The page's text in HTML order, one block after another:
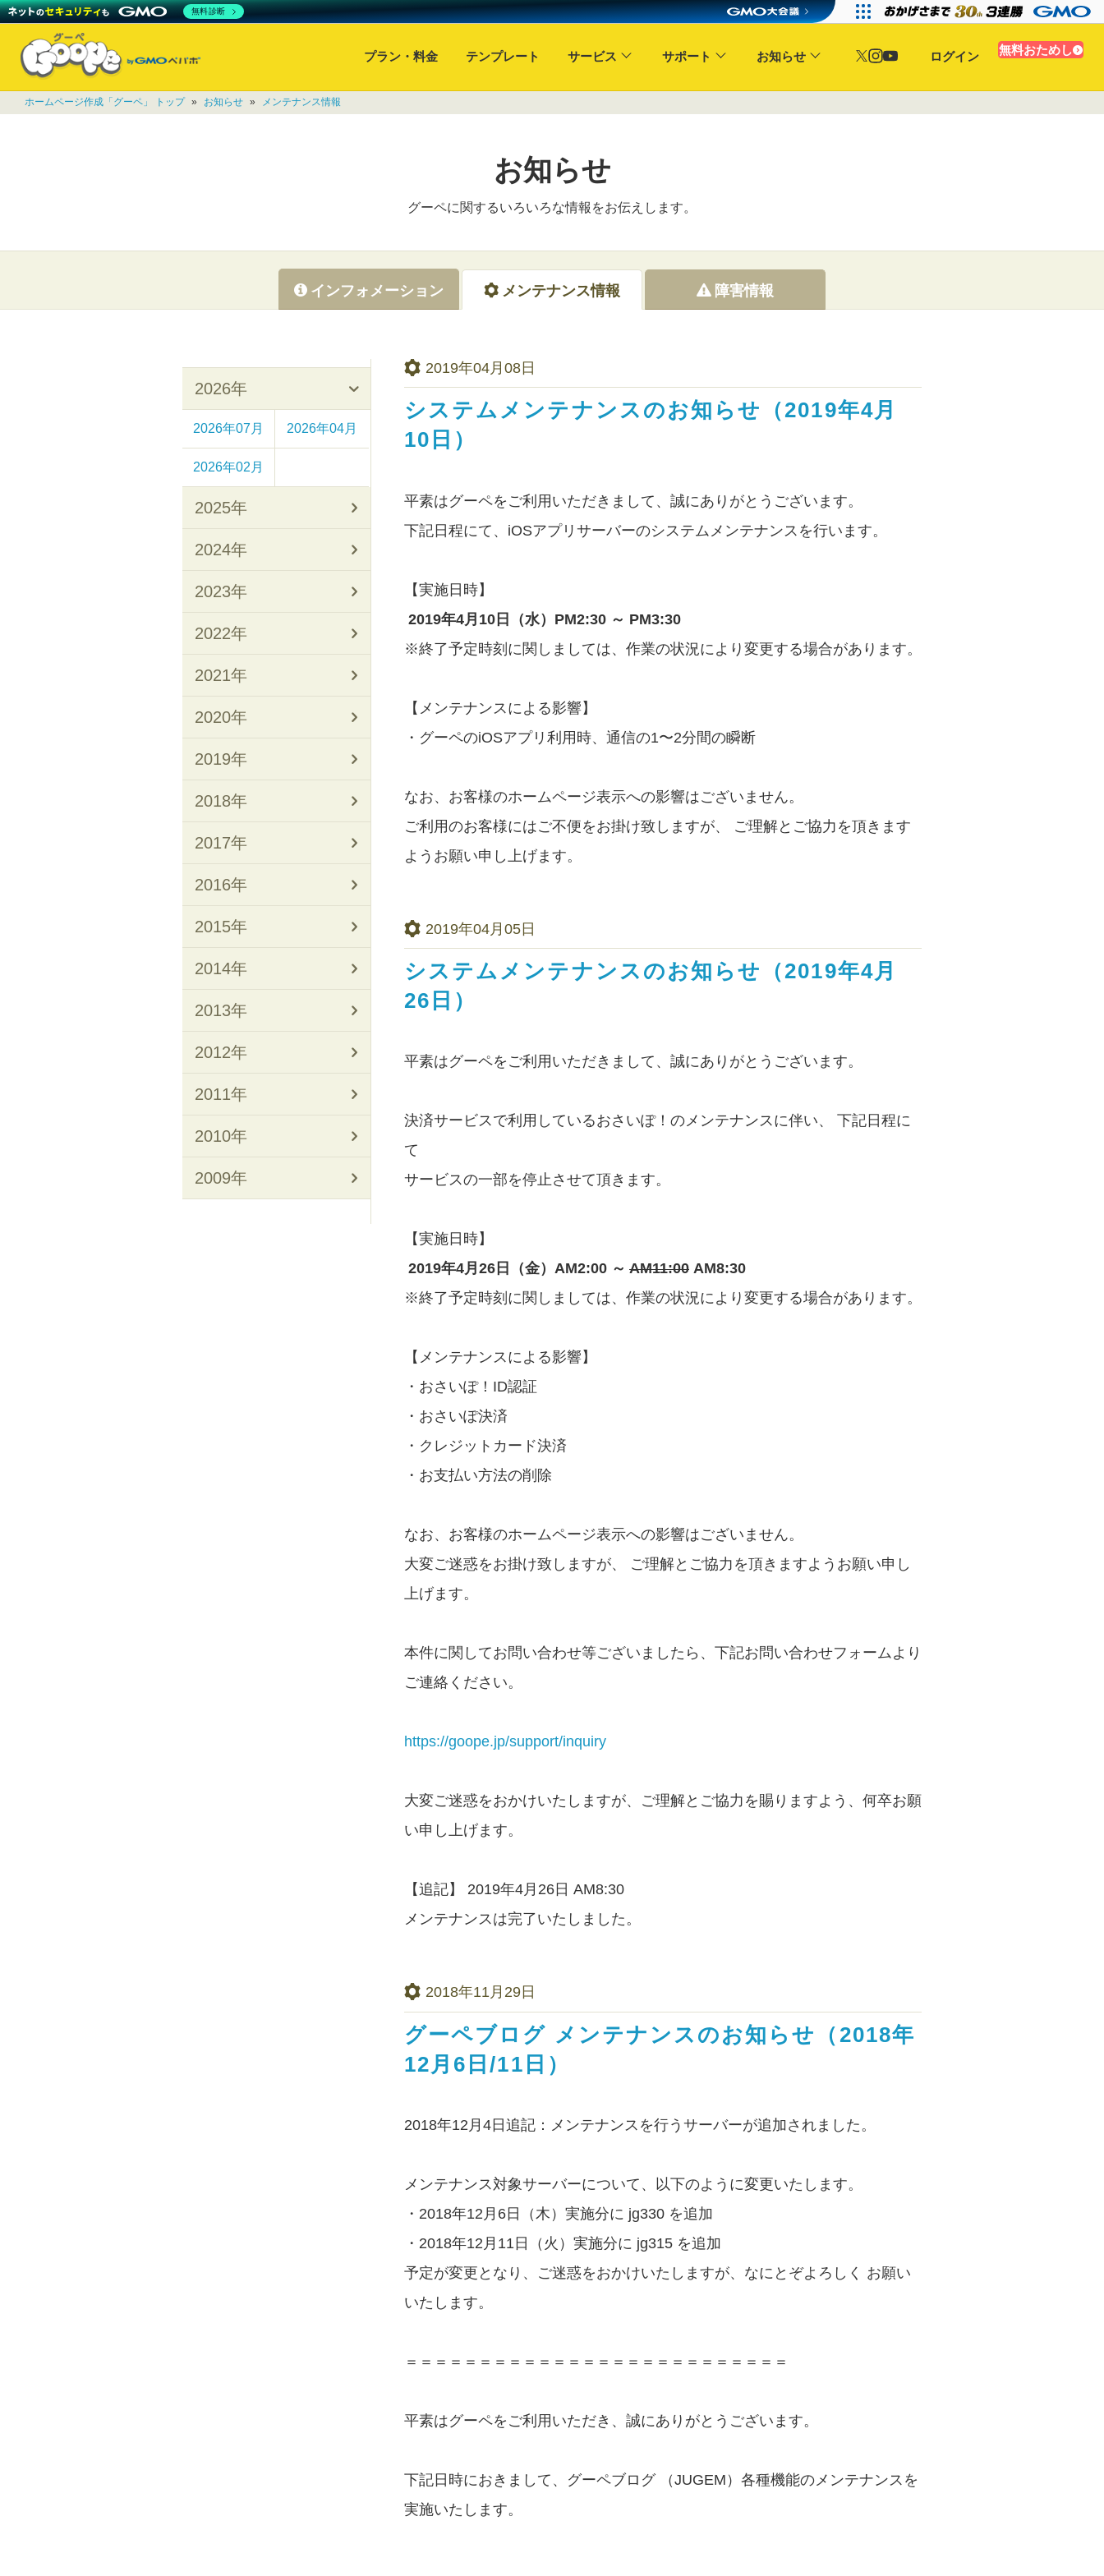
プラン・料金 テンプレート サービス サポート お知らせ ログイン 無料おためし
ホームページ作成「グーペ」 トップ » お知らせ » メンテナンス情報
お知らせ
グーペに関するいろいろな情報をお伝えします。
インフォメーション メンテナンス情報 障害情報
2019年04月08日
システムメンテナンスのお知らせ（2019年4月
10日）
平素はグーペをご利用いただきまして、誠にありがとうございます。
下記日程にて、iOSアプリサーバーのシステムメンテナンスを行います。
【実施日時】
2019年4月10日（水）PM2:30 ～ PM3:30
※終了予定時刻に関しましては、作業の状況により変更する場合があります。
【メンテナンスによる影響】
・グーペのiOSアプリ利用時、通信の1〜2分間の瞬断
なお、お客様のホームページ表示への影響はございません。
ご利用のお客様にはご不便をお掛け致しますが、 ご理解とご協力を頂きます
ようお願い申し上げます。
2019年04月05日
システムメンテナンスのお知らせ（2019年4月
26日）
平素はグーペをご利用いただきまして、誠にありがとうございます。
決済サービスで利用しているおさいぽ！のメンテナンスに伴い、 下記日程に
て
サービスの一部を停止させて頂きます。
【実施日時】
2019年4月26日（金）AM2:00 ～ AM11:00 AM8:30
※終了予定時刻に関しましては、作業の状況により変更する場合があります。
【メンテナンスによる影響】
・おさいぽ！ID認証
・おさいぽ決済
・クレジットカード決済
・お支払い方法の削除
なお、お客様のホームページ表示への影響はございません。
大変ご迷惑をお掛け致しますが、 ご理解とご協力を頂きますようお願い申し
上げます。
本件に関してお問い合わせ等ございましたら、下記お問い合わせフォームより
ご連絡ください。
https://goope.jp/support/inquiry
大変ご迷惑をおかけいたしますが、ご理解とご協力を賜りますよう、何卒お願
い申し上げます。
【追記】 2019年4月26日 AM8:30
メンテナンスは完了いたしました。
2018年11月29日
グーペブログ メンテナンスのお知らせ（2018年
12月6日/11日）
2018年12月4日追記：メンテナンスを行うサーバーが追加されました。
メンテナンス対象サーバーについて、以下のように変更いたします。
・2018年12月6日（木）実施分に jg330 を追加
・2018年12月11日（火）実施分に jg315 を追加
予定が変更となり、ご迷惑をおかけいたしますが、なにとぞよろしく お願い
いたします。
＝＝＝＝＝＝＝＝＝＝＝＝＝＝＝＝＝＝＝＝＝＝＝＝＝＝
平素はグーペをご利用いただき、誠にありがとうございます。
下記日時におきまして、グーペブログ （JUGEM）各種機能のメンテナンスを
実施いたします。
2026年
2026年07月 2026年04月
2026年02月
2025年
2024年
2023年
2022年
2021年
2020年
2019年
2018年
2017年
2016年
2015年
2014年
2013年
2012年
2011年
2010年
2009年
無料診断